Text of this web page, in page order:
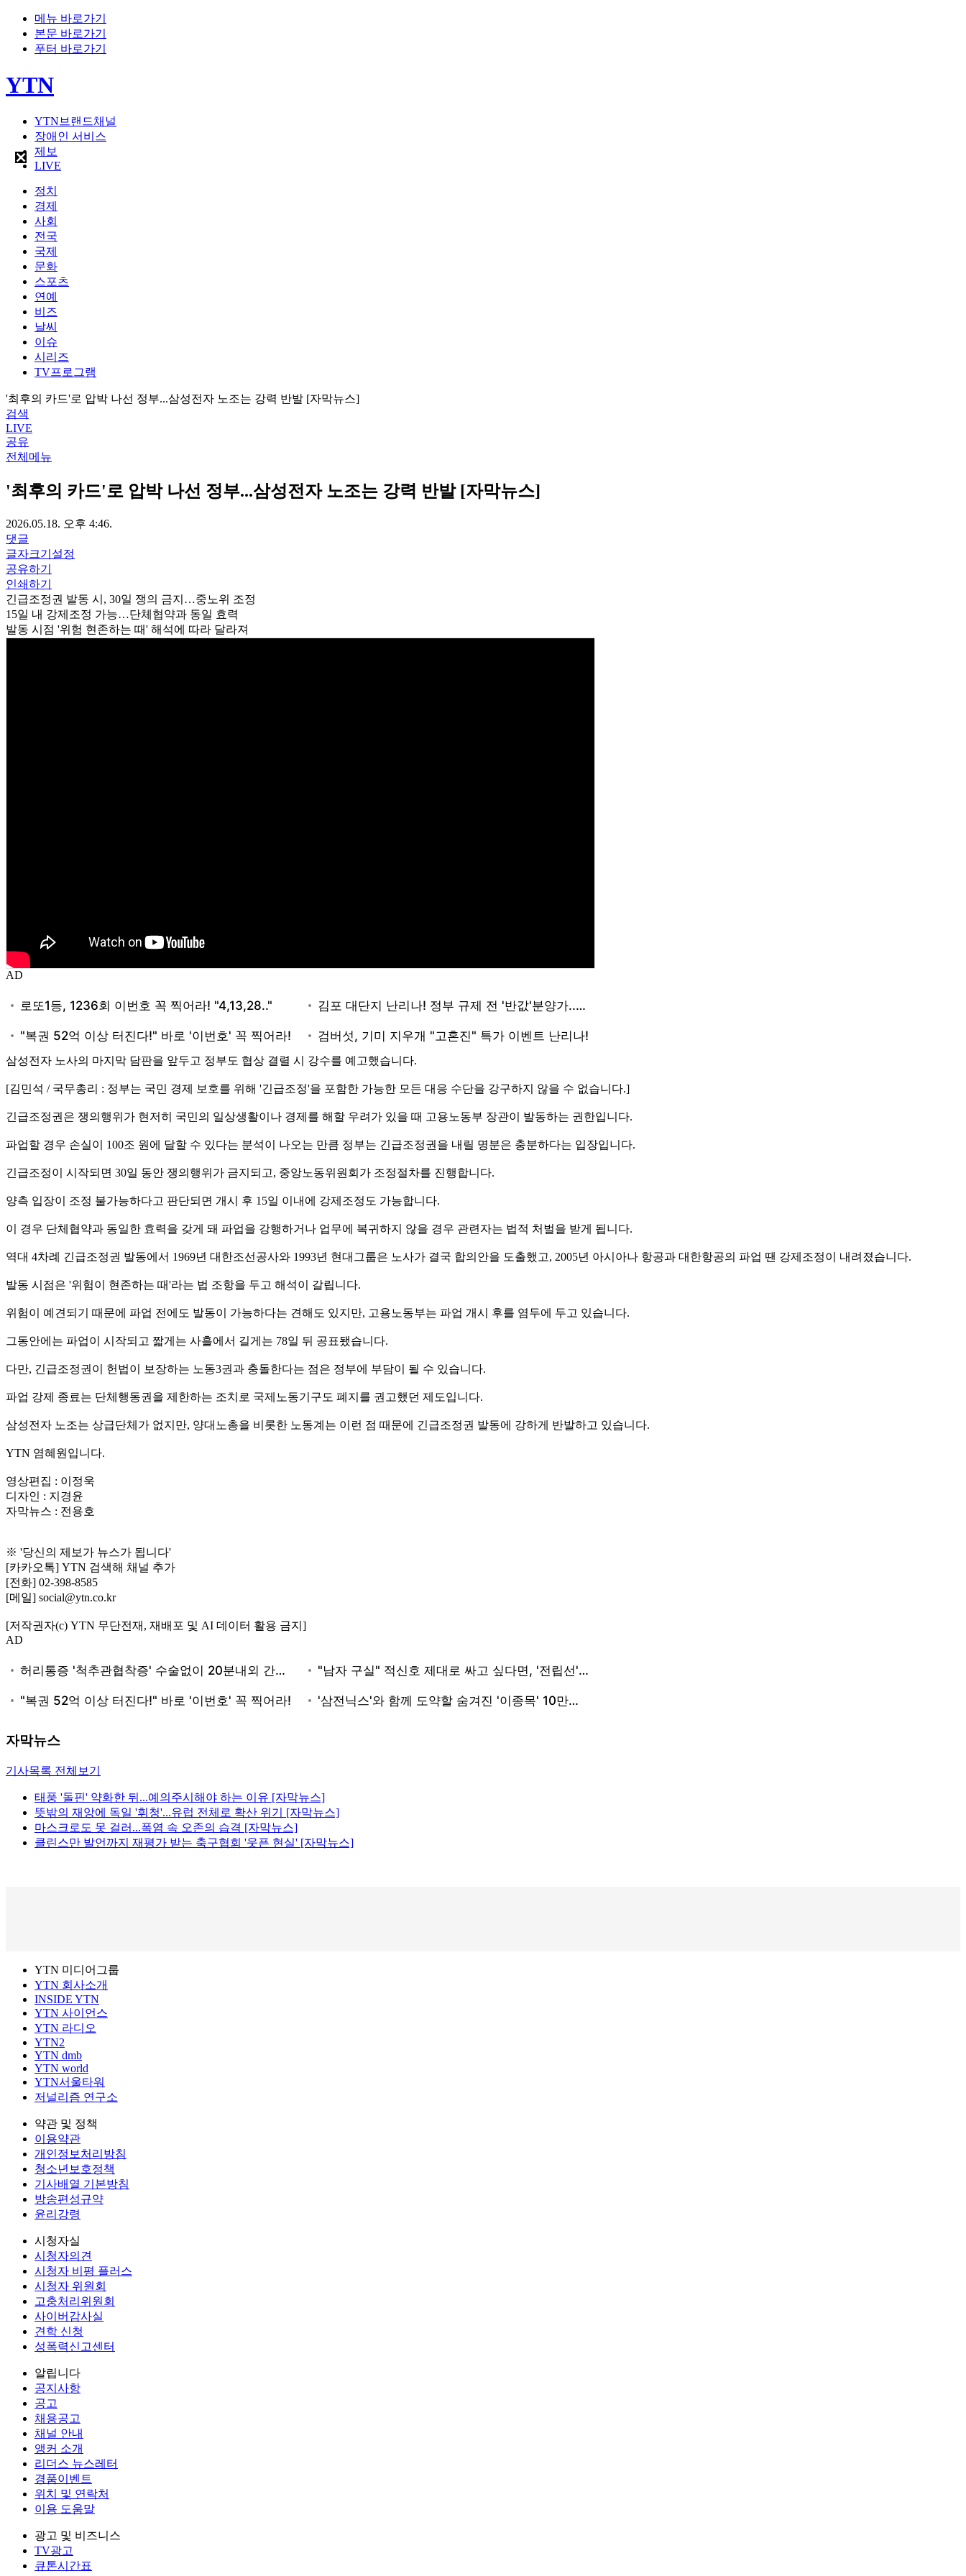
메뉴 바로가기
본문 바로가기
푸터 바로가기
YTN
YTN브랜드채널
장애인 서비스
제보
LIVE
정치
경제
사회
전국
국제
문화
스포츠
연예
비즈
날씨
이슈
시리즈
TV프로그램
'최후의 카드'로 압박 나선 정부...삼성전자 노조는 강력 반발 [자막뉴스]
검색
LIVE
공유
전체메뉴
'최후의 카드'로 압박 나선 정부...삼성전자 노조는 강력 반발 [자막뉴스]
2026.05.18. 오후 4:46.
댓글
글자크기설정
공유하기
인쇄하기
긴급조정권 발동 시, 30일 쟁의 금지…중노위 조정
15일 내 강제조정 가능…단체협약과 동일 효력
발동 시점 '위험 현존하는 때' 해석에 따라 달라져
AD
삼성전자 노사의 마지막 담판을 앞두고 정부도 협상 결렬 시 강수를 예고했습니다.
[김민석 / 국무총리 : 정부는 국민 경제 보호를 위해 '긴급조정'을 포함한 가능한 모든 대응 수단을 강구하지 않을 수 없습니다.]
긴급조정권은 쟁의행위가 현저히 국민의 일상생활이나 경제를 해할 우려가 있을 때 고용노동부 장관이 발동하는 권한입니다.
파업할 경우 손실이 100조 원에 달할 수 있다는 분석이 나오는 만큼 정부는 긴급조정권을 내릴 명분은 충분하다는 입장입니다.
긴급조정이 시작되면 30일 동안 쟁의행위가 금지되고, 중앙노동위원회가 조정절차를 진행합니다.
양측 입장이 조정 불가능하다고 판단되면 개시 후 15일 이내에 강제조정도 가능합니다.
이 경우 단체협약과 동일한 효력을 갖게 돼 파업을 강행하거나 업무에 복귀하지 않을 경우 관련자는 법적 처벌을 받게 됩니다.
역대 4차례 긴급조정권 발동에서 1969년 대한조선공사와 1993년 현대그룹은 노사가 결국 합의안을 도출했고, 2005년 아시아나 항공과 대한항공의 파업 땐 강제조정이 내려졌습니다.
발동 시점은 '위험이 현존하는 때'라는 법 조항을 두고 해석이 갈립니다.
위험이 예견되기 때문에 파업 전에도 발동이 가능하다는 견해도 있지만, 고용노동부는 파업 개시 후를 염두에 두고 있습니다.
그동안에는 파업이 시작되고 짧게는 사흘에서 길게는 78일 뒤 공표됐습니다.
다만, 긴급조정권이 헌법이 보장하는 노동3권과 충돌한다는 점은 정부에 부담이 될 수 있습니다.
파업 강제 종료는 단체행동권을 제한하는 조치로 국제노동기구도 폐지를 권고했던 제도입니다.
삼성전자 노조는 상급단체가 없지만, 양대노총을 비롯한 노동계는 이런 점 때문에 긴급조정권 발동에 강하게 반발하고 있습니다.
YTN 염혜원입니다.
영상편집 : 이정욱
디자인 : 지경윤
자막뉴스 : 전용호
※ '당신의 제보가 뉴스가 됩니다'
[카카오톡] YTN 검색해 채널 추가
[전화] 02-398-8585
[메일] social@ytn.co.kr
[저작권자(c) YTN 무단전재, 재배포 및 AI 데이터 활용 금지]
AD
자막뉴스
기사목록 전체보기
태풍 '돌핀' 약화한 뒤...예의주시해야 하는 이유 [자막뉴스]
뜻밖의 재앙에 독일 '휘청'...유럽 전체로 확산 위기 [자막뉴스]
마스크로도 못 걸러...폭염 속 오존의 습격 [자막뉴스]
클린스만 발언까지 재평가 받는 축구협회 '웃픈 현실' [자막뉴스]
YTN 미디어그룹
YTN 회사소개
INSIDE YTN
YTN 사이언스
YTN 라디오
YTN2
YTN dmb
YTN world
YTN서울타워
저널리즘 연구소
약관 및 정책
이용약관
개인정보처리방침
청소년보호정책
기사배열 기본방침
방송편성규약
윤리강령
시청자실
시청자의견
시청자 비평 플러스
시청자 위원회
고충처리위원회
사이버감사실
견학 신청
성폭력신고센터
알립니다
공지사항
공고
채용공고
채널 안내
앵커 소개
리더스 뉴스레터
경품이벤트
위치 및 연락처
이용 도움말
광고 및 비즈니스
TV광고
큐톤시간표